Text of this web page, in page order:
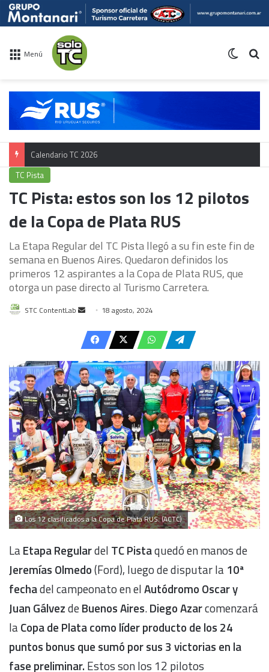
Menú
Calendario TC 2026
TC Pista
TC Pista: estos son los 12 pilotos
de la Copa de Plata RUS
La Etapa Regular del TC Pista llegó a su fin este fin de
semana en Buenos Aires. Quedaron definidos los
primeros 12 aspirantes a la Copa de Plata RUS, que
otorga un pase directo al Turismo Carretera.
STC ContentLab
Send
email
18 agosto, 2024
Los 12 clasificados a la Copa de Plata RUS. (ACTC)
LaEtapa Regulardel TC Pistaquedó en manos de
Jeremías Olmedo(Ford), luego de disputar la 10ª
fechadel campeonato en elAutódromo Oscar y
Juan GálvezdeBuenos Aires.Diego Azarcomenzará
laCopa de Platacomo líder producto de los 24
puntos bonus que sumó por sus 3 victorias en la
fase preliminar. Estos son los 12 pilotos